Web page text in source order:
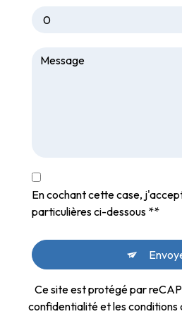
En cochant cette case,
particulières ci-dessous **
Ce site est protégé par
confidentialitéet lesconditions